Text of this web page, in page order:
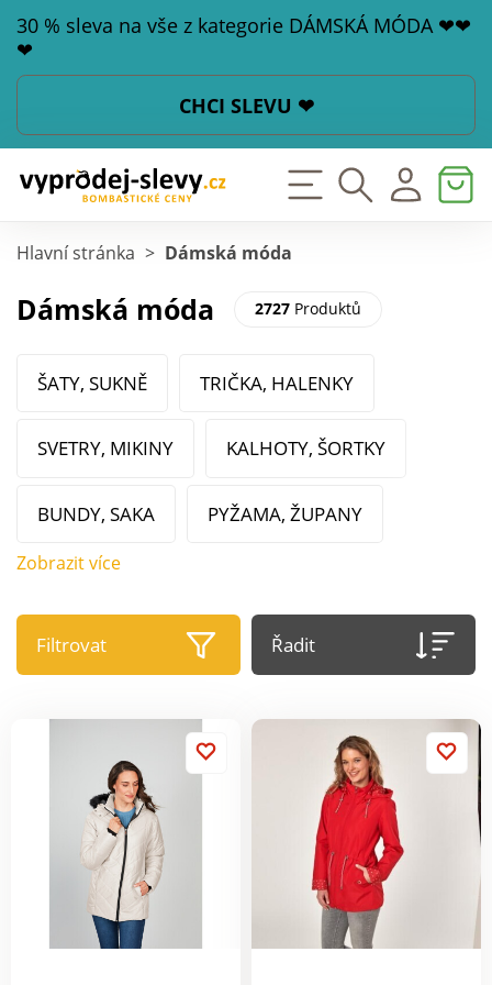
30 % sleva na vše z kategorie DÁMSKÁ MÓDA ❤❤
❤
CHCI SLEVU ❤
Hlavní stránka > Dámská móda
Dámská móda 2727Produktů
ŠATY, SUKNĚ TRIČKA, HALENKY
SVETRY, MIKINY KALHOTY, ŠORTKY
BUNDY, SAKA PYŽAMA, ŽUPANY
Zobrazit více
Filtrovat Řadit